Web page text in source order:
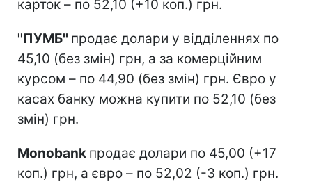
карток – по 52,10 (+10 коп.) грн.
''ПУМБ'' продає долари у відділеннях по
45,10 (без змін) грн, а за комерційним
курсом – по 44,90 (без змін) грн. Євро у
касах банку можна купити по 52,10 (без
змін) грн.
Monobank продає долари по 45,00 (+17
коп.) грн, а євро – по 52,02 (-3 коп.) грн.